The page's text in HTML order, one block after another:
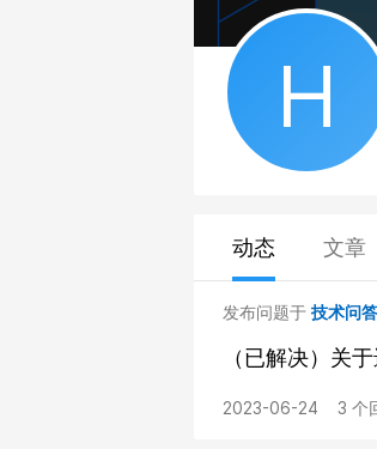
H
动态 文章
发布问题于 技术问答
（已解决）关
2023-06-24 3 个